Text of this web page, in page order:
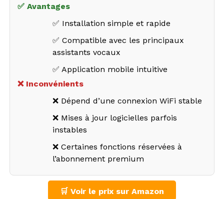
✅ Avantages
✅ Installation simple et rapide
✅ Compatible avec les principaux
assistants vocaux
✅ Application mobile intuitive
❌ Inconvénients
❌ Dépend d’une connexion WiFi stable
❌ Mises à jour logicielles parfois
instables
❌ Certaines fonctions réservées à
l’abonnement premium
🛒 Voir le prix sur Amazon